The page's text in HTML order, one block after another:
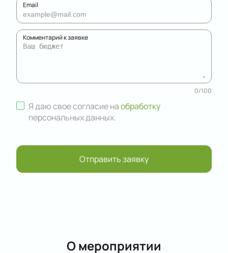
Email
Комментарий к заявке
0/100
Я даю свое согласие наобработку
персональных данных.
Отправить заявку
О мероприятии